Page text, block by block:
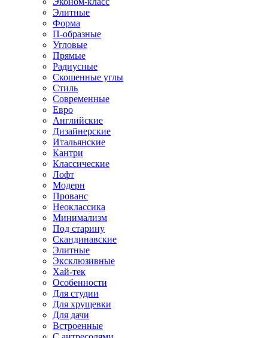
Элитные
Форма
П-образные
Угловые
Прямые
Радиусные
Скошенные углы
Стиль
Современные
Евро
Английские
Дизайнерские
Итальянские
Кантри
Классические
Лофт
Модерн
Прованс
Неоклассика
Минимализм
Под старину
Скандинавские
Элитные
Эксклюзивные
Хай-тек
Особенности
Для студии
Для хрущевки
Для дачи
Встроенные